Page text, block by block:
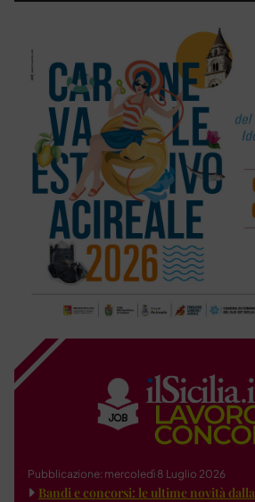
Pubblicazione: mercoledì 8 Luglio 2026
Bandi e concorsi: le ultime novità